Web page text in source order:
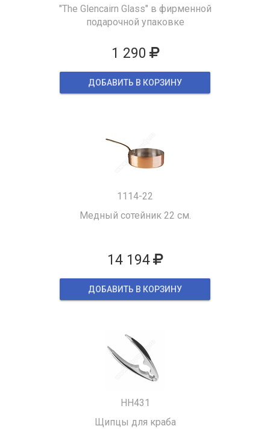
"The Glencairn Glass" в фирменной
подарочной упаковке
1 290
ДОБАВИТЬ В КОРЗИНУ
1114-22
Медный сотейник 22 см.
14 194
ДОБАВИТЬ В КОРЗИНУ
HH431
Щипцы для краба